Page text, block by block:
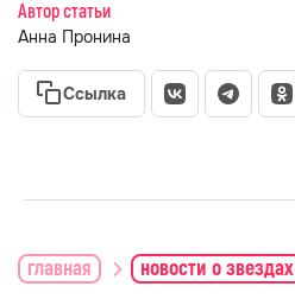
Автор статьи
Анна Пронина
Ссылка
главная новости о звездах